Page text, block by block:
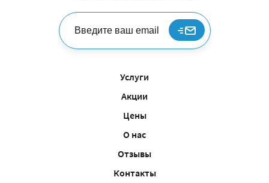
Услуги
Акции
Цены
О нас
Отзывы
Контакты